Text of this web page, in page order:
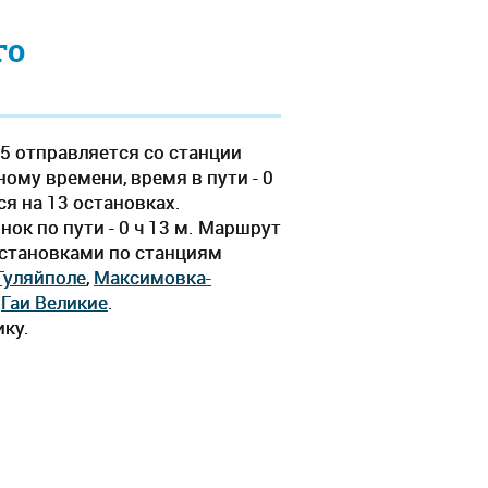
отправляется со станции
времени, время в пути - 0
на 13 остановках.
по пути - 0 ч 13 м. Маршрут
по станциям
, Максимовка-
Гаи Великие.